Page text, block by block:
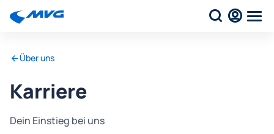
Über uns
Karriere
Dein Einstieg bei uns